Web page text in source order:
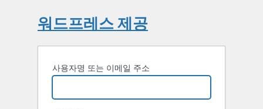
워드프레스 제공
사용자명 또는 이메일 주소